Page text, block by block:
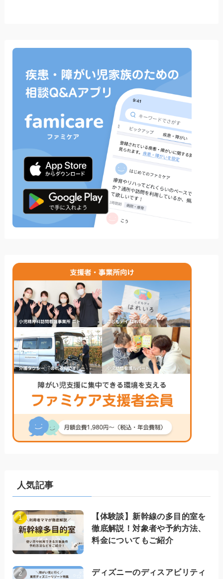
人気記事
【体験談】新幹線の多目的室を
徹底解説！対象者や予約方法、
料金についてもご紹介
ディズニーのディスアビリティ